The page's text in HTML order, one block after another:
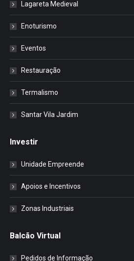
Lagareta Medieval
Enoturismo
Eventos
Restauração
Termalismo
Santar Vila Jardim
Investir
Unidade Empreende
Apoios e Incentivos
Zonas Industriais
Balcão Virtual
Pedidos de Informação